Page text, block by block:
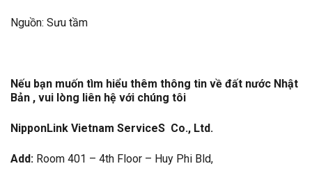
Nguồn: Sưu tầm
Nếu bạn muốn tìm hiểu thêm thông tin về đất nước Nhật
Bản , vui lòng liên hệ với chúng tôi
NipponLink Vietnam ServiceS Co., Ltd.
Add: Room 401 – 4th Floor – Huy Phi Bld,